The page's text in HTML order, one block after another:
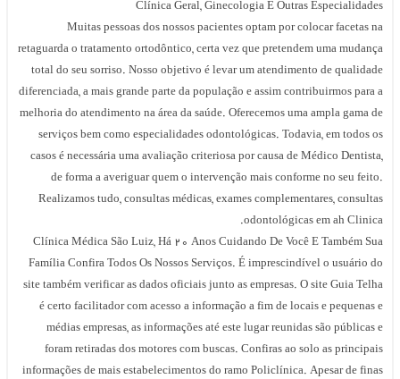
Clínica Geral, Ginecologia E Outras Especialidades
Muitas pessoas dos nossos pacientes optam por colocar facetas na
retaguarda o tratamento ortodôntico, certa vez que pretendem uma mudança
total do seu sorriso. Nosso objetivo é levar um atendimento de qualidade
diferenciada, a mais grande parte da população e assim contribuirmos para a
melhoria do atendimento na área da saúde. Oferecemos uma ampla gama de
serviços bem como especialidades odontológicas. Todavia, em todos os
casos é necessária uma avaliação criteriosa por causa de Médico Dentista,
de forma a averiguar quem o intervenção mais conforme no seu feito.
Realizamos tudo, consultas médicas, exames complementares, consultas
odontológicas em ah Clinica.
Clínica Médica São Luiz, Há ۲۰ Anos Cuidando De Você E Também Sua
Família Confira Todos Os Nossos Serviços. É imprescindível o usuário do
site também verificar as dados oficiais junto as empresas. O site Guia Telha
é certo facilitador com acesso a informação a fim de locais e pequenas e
médias empresas, as informações até este lugar reunidas são públicas e
foram retiradas dos motores com buscas. Confiras ao solo as principais
informações de mais estabelecimentos do ramo Policlínica. Apesar de finas